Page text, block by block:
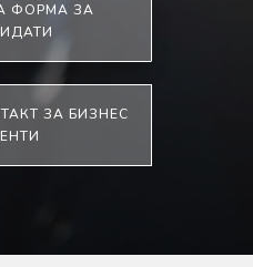
ФОРМА ЗА
ЗА БИЗНЕС